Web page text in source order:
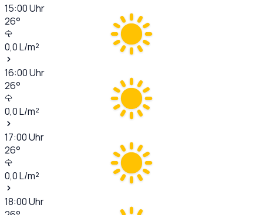
15:00Uhr
26°
0,0L/m²
16:00Uhr
26°
0,0L/m²
17:00Uhr
26°
0,0L/m²
18:00Uhr